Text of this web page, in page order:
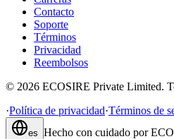
Contacto
Soporte
Términos
Privacidad
Reembolsos
© 2026 ECOSIRE Private Limited.
·Política de privacidad·Términos de
es Hecho con cuidado por